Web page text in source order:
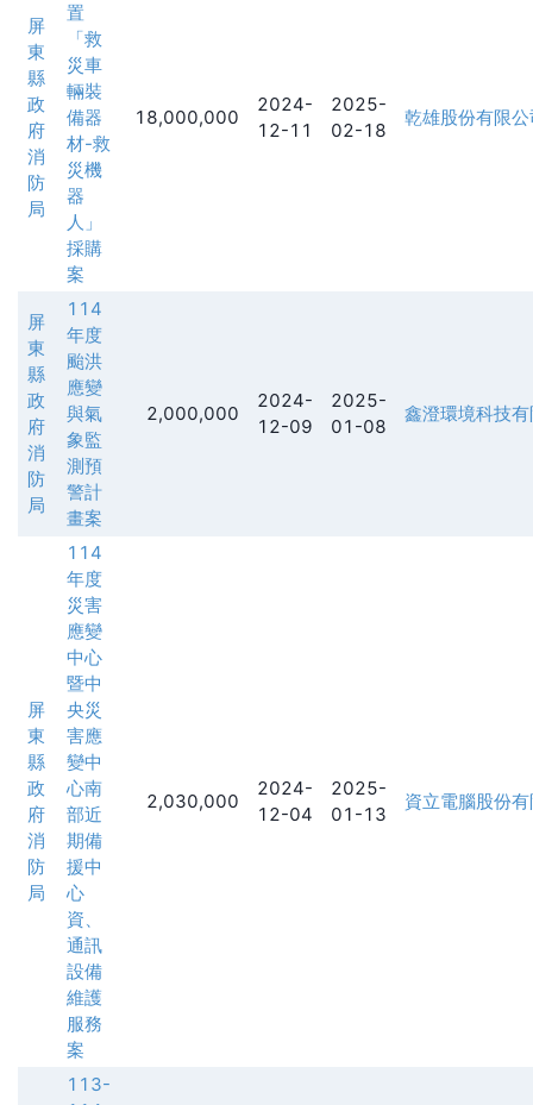
屏
東
縣
政
府
消
防
局
置
「救
災車
輛裝
備器
材-救
災機
器
人」
採購
案
18,000,000
2024-
12-11
2025-
02-18
乾雄股份有限公
屏
東
縣
政
府
消
防
局
114
年度
颱洪
應變
與氣
象監
測預
警計
畫案
2,000,000
2024-
12-09
2025-
01-08
鑫澄環境科技
屏
東
縣
政
府
消
防
局
114
年度
災害
應變
中心
暨中
央災
害應
變中
心南
部近
期備
援中
心
資、
通訊
設備
維護
服務
案
2,030,000
2024-
12-04
2025-
01-13
資立電腦股份
113-